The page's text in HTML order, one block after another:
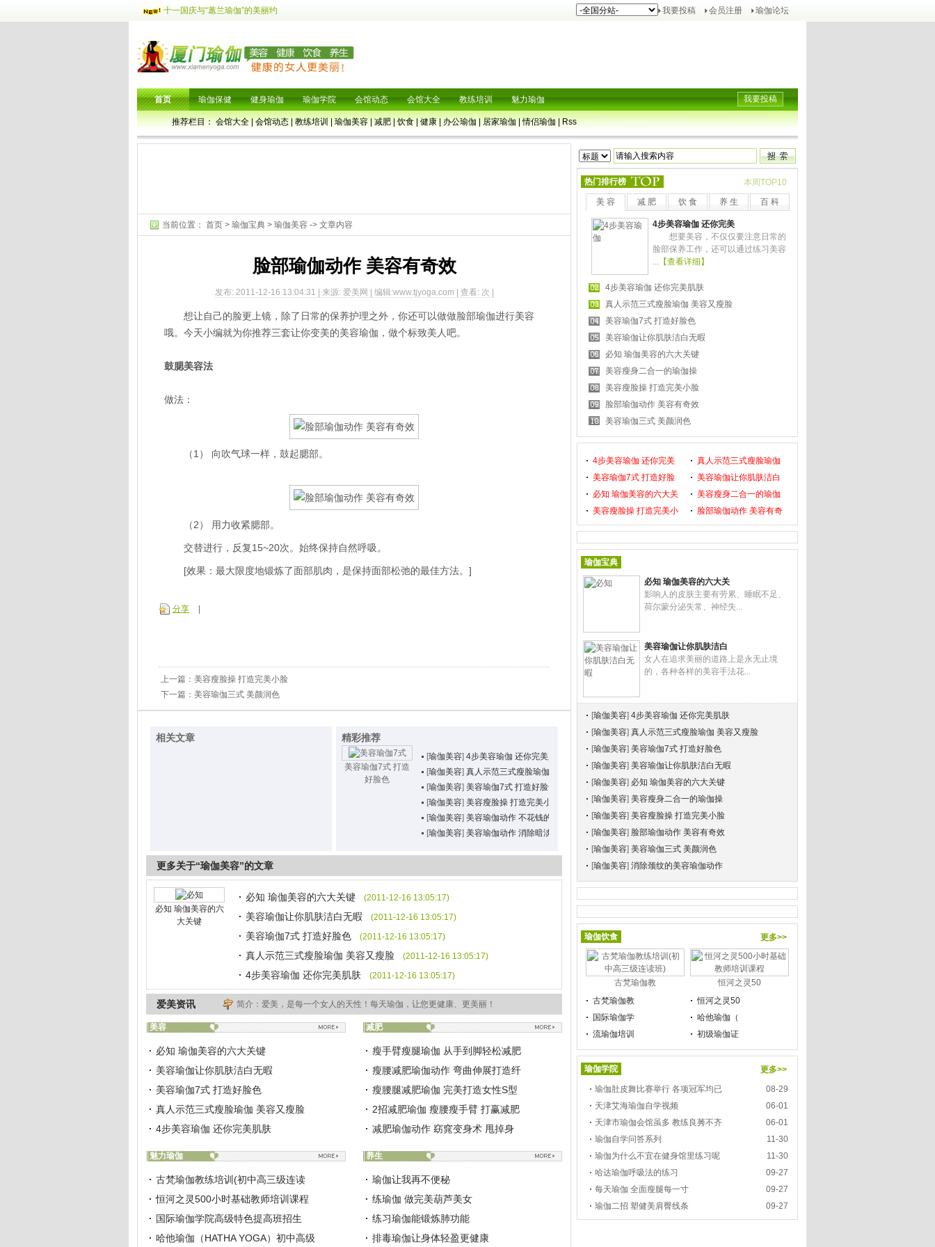
十一国庆与“蕙兰瑜伽”的美丽约 我要投稿 会员注册 瑜伽论坛
首页
推荐栏目：会馆大全|会馆动态|教练培训|瑜伽美容|减肥|饮食|健康|办公瑜伽|居家瑜伽|情侣瑜伽|Rss
瑜伽保健 健身瑜伽 瑜伽学院 会馆动态 会馆大全 教练培训 魅力瑜伽 我要投稿
当前位置： 首页 > 瑜伽宝典 > 瑜伽美容 -> 文章内容
脸部瑜伽动作 美容有奇效
发布: 2011-12-16 13:04:31 | 来源: 爱美网 | 编辑:www.tjyoga.com | 查看: 次 |
想让自己的脸更上镜，除了日常的保养护理之外，你还可以做做脸部瑜伽进行美容
哦。今天小编就为你推荐三套让你变美的美容瑜伽，做个标致美人吧。
鼓腮美容法
做法：
（1） 向吹气球一样，鼓起腮部。
（2） 用力收紧腮部。
交替进行，反复15~20次。始终保持自然呼吸。
[效果：最大限度地锻炼了面部肌肉，是保持面部松弛的最佳方法。]
分享
上一篇： 美容瘦脸操 打造完美小脸
下一篇： 美容瑜伽三式 美颜润色
相关文章 精彩推荐
美容瑜伽7式 打造
好脸色
[瑜伽美容] 4步美容瑜伽 还你完美肌肤
[瑜伽美容] 真人示范三式瘦脸瑜伽 美容又瘦脸
[瑜伽美容] 美容瑜伽7式 打造好脸色
[瑜伽美容] 美容瘦脸操 打造完美小脸
[瑜伽美容] 美容瑜伽动作 不花钱的天然保养方
[瑜伽美容] 美容瑜伽动作 消除暗淡 拥有好脸
更多关于“瑜伽美容”的文章
必知 瑜伽美容的六
大关键
必知 瑜伽美容的六大关键 (2011-12-16 13:05:17)
美容瑜伽让你肌肤洁白无暇 (2011-12-16 13:05:17)
美容瑜伽7式 打造好脸色 (2011-12-16 13:05:17)
真人示范三式瘦脸瑜伽 美容又瘦脸 (2011-12-16 13:05:17)
4步美容瑜伽 还你完美肌肤 (2011-12-16 13:05:17)
爱美资讯 简介：爱美，是每一个女人的天性！每天瑜伽，让您更健康、更美丽！
美容
必知 瑜伽美容的六大关键
美容瑜伽让你肌肤洁白无暇
美容瑜伽7式 打造好脸色
真人示范三式瘦脸瑜伽 美容又瘦脸
4步美容瑜伽 还你完美肌肤
减肥
瘦手臂瘦腿瑜伽 从手到脚轻松减肥
瘦腰减肥瑜伽动作 弯曲伸展打造纤
瘦腰腿减肥瑜伽 完美打造女性S型
2招减肥瑜伽 瘦腰瘦手臂 打赢减肥
减肥瑜伽动作 窈窕变身术 甩掉身
魅力瑜伽
古梵瑜伽教练培训(初中高三级连读
恒河之灵500小时基础教师培训课程
国际瑜伽学院高级特色提高班招生
哈他瑜伽（HATHA YOGA）初中高级
养生
瑜伽让我再不便秘
练瑜伽 做完美葫芦美女
练习瑜伽能锻炼肺功能
排毒瑜伽让身体轻盈更健康
热门排行榜
本周TOP10
美 容
减 肥 饮 食 养 生 百 科
4步美容瑜伽 还你完美
想要美容，不仅仅要注意日常的
脸部保养工作，还可以通过练习美容
...【查看详细】
4步美容瑜伽 还你完美肌肤
真人示范三式瘦脸瑜伽 美容又瘦脸
美容瑜伽7式 打造好脸色
美容瑜伽让你肌肤洁白无暇
必知 瑜伽美容的六大关键
美容瘦身二合一的瑜伽操
美容瘦脸操 打造完美小脸
脸部瑜伽动作 美容有奇效
美容瑜伽三式 美颜润色
4步美容瑜伽 还你完美
真人示范三式瘦脸瑜伽
美容瑜伽7式 打造好脸
美容瑜伽让你肌肤洁白
必知 瑜伽美容的六大关
美容瘦身二合一的瑜伽
美容瘦脸操 打造完美小
脸部瑜伽动作 美容有奇
瑜伽宝典
必知 瑜伽美容的六大关
影响人的皮肤主要有劳累、睡眠不足、
荷尔蒙分泌失常、神经失...
美容瑜伽让你肌肤洁白
女人在追求美丽的道路上是永无止境
的，各种各样的美容手法花...
[瑜伽美容] 4步美容瑜伽 还你完美肌肤
[瑜伽美容] 真人示范三式瘦脸瑜伽 美容又瘦脸
[瑜伽美容] 美容瑜伽7式 打造好脸色
[瑜伽美容] 美容瑜伽让你肌肤洁白无暇
[瑜伽美容] 必知 瑜伽美容的六大关键
[瑜伽美容] 美容瘦身二合一的瑜伽操
[瑜伽美容] 美容瘦脸操 打造完美小脸
[瑜伽美容] 脸部瑜伽动作 美容有奇效
[瑜伽美容] 美容瑜伽三式 美颜润色
[瑜伽美容] 消除颈纹的美容瑜伽动作
瑜伽饮食 更多>>
古梵瑜伽教
恒河之灵50
古梵瑜伽教
恒河之灵50
国际瑜伽学
哈他瑜伽（
流瑜伽培训
初级瑜伽证
瑜伽学院
更多>>
瑜伽肚皮舞比赛举行 各项冠军均已
08-29
天津艾海瑜伽自学视频
06-01
天津市瑜伽会馆虽多 教练良莠不齐
06-01
瑜伽自学问答系列
11-30
瑜伽为什么不宜在健身馆里练习呢
11-30
哈达瑜伽呼吸法的练习
09-27
每天瑜伽 全面瘦腿每一寸
09-27
瑜伽二招 塑健美肩臀线条
09-27